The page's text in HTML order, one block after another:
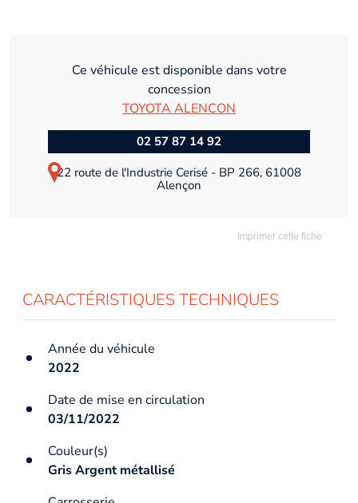
Ce véhicule est disponible dans votre
concession
TOYOTA ALENCON
02 57 87 14 92
22 route de l'Industrie Cerisé - BP 266, 61008
Alençon
Imprimer cette fiche
CARACTÉRISTIQUES TECHNIQUES
Année du véhicule
2022
Date de mise en circulation
03/11/2022
Couleur(s)
Gris Argent métallisé